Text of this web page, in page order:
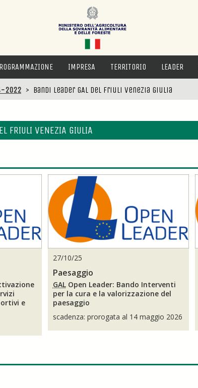
IMPRESA TERRITORIO LEADER
2022 > Bandi Leader GAL del Friuli Venezia Giulia
FRIULI VENEZIA GIULIA
e
27/10/25
Paesaggio
GALOpen Leader: Bando Interventi
per la cura e la valorizzazione del
paesaggio
scadenza: prorogata al 14 maggio 2026